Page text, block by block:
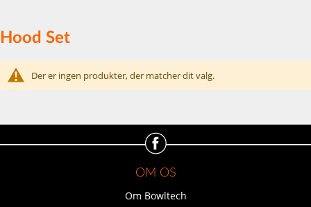
Hood Set
Der er ingen produkter, der matcher dit valg.
OM OS
Om Bowltech